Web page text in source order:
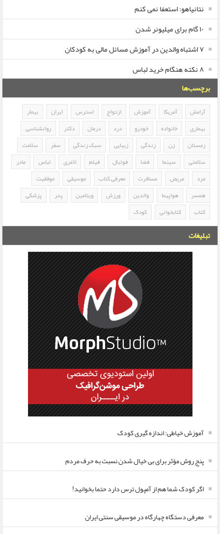
نتانیاهو: استعفا نمی کنم
۱۰ گام برای میلیونر شدن
۷ اشتباه والدین در آموزش مسائل مالی به کودکان
۸ نکته هنگام خرید لباس
برچسب‌ها
آرامش آمریکا آموزش ازدواج استرس ایران
بیمار
بیماری
خانواده خودرو درد درمان دکتر
روانشناسی
زمستان
زن زندگی زیبایی سبک زندگی سفر
سلامت
سلامتی
سینما فضا فوتبال فیلم لاغری لباس
مادر
مرد
مریض مسافرت معرفی کتاب موسیقی
موفقیت
همسر
هواپیما والدین ورزش ویتامین پدر
پزشکی
کتاب
کتابخوانی کودک
تبلیغات
آموزش خیاطی: اندازه گیری کودک
پنج روش مؤثر برای بی خیال شدن نسبت به حرف مردم
اگر کودک شما هم از آمپول ترس دارد حتما بخوانید!
معرفی دستگاه چهارگاه در موسیقی سنتی ایران